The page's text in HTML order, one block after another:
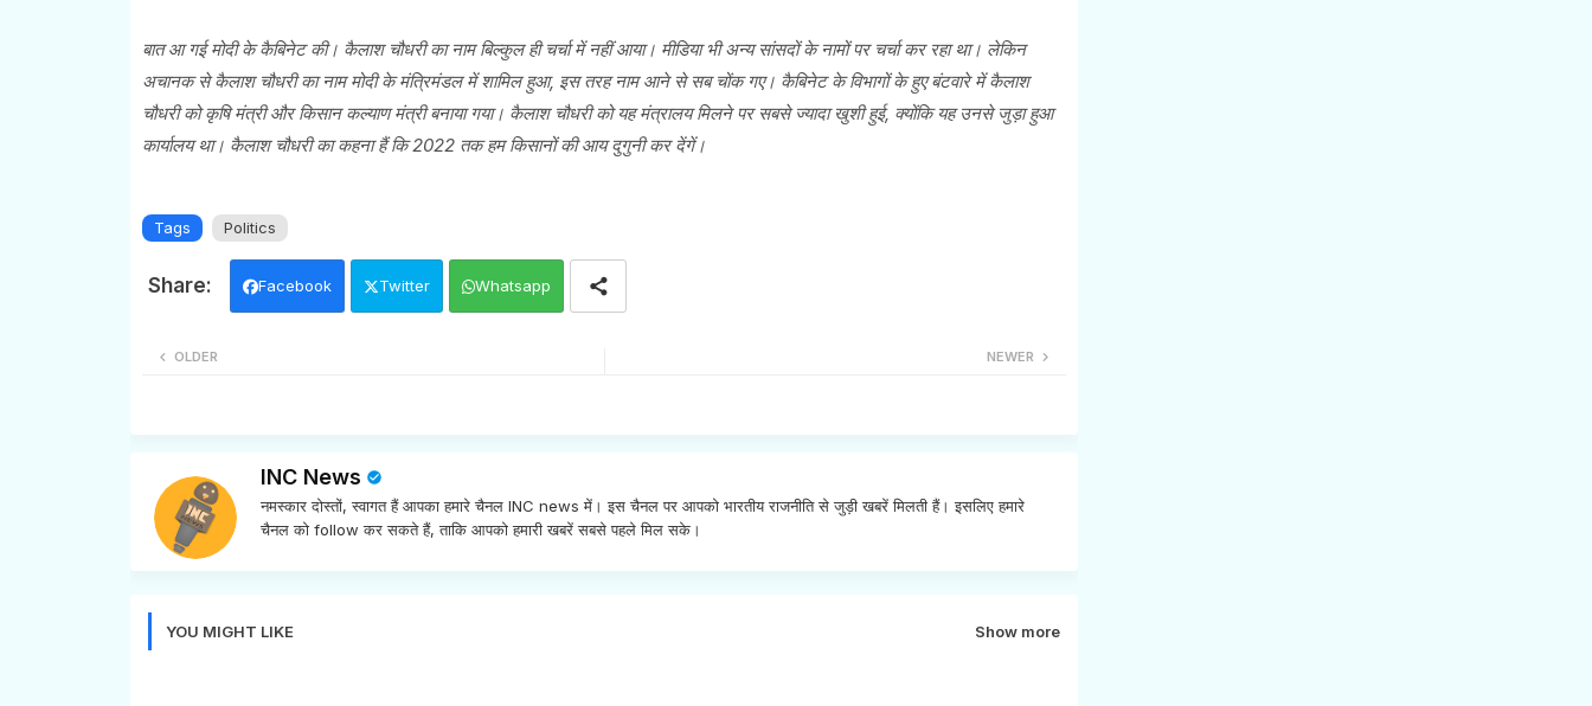
बात आ गई मोदी के कैबिनेट की। कैलाश चौधरी का नाम बिल्कुल ही चर्चा में नहीं आया। मीडिया भी अन्य सांसदों के नामों पर चर्चा कर रहा था। लेकिन
अचानक से कैलाश चौधरी का नाम मोदी के मंत्रिमंडल में शामिल हुआ, इस तरह नाम आने से सब चोंक गए। कैबिनेट के विभागों के हुए बंटवारे में कैलाश
चौधरी को कृषि मंत्री और किसान कल्याण मंत्री बनाया गया। कैलाश चौधरी को यह मंत्रालय मिलने पर सबसे ज्यादा खुशी हुई, क्योंकि यह उनसे जुड़ा हुआ
कार्यालय था। कैलाश चौधरी का कहना हैं कि 2022 तक हम किसानों की आय दुगुनी कर देंगें।
Tags Politics
Facebook Twitter Whatsapp
NEWER
OLDER
INC News
नमस्कार दोस्तों, स्वागत हैं आपका हमारे चैनल INC news में। इस चैनल पर आपको भारतीय राजनीति से जुड़ी खबरें मिलती हैं। इसलिए हमारे
चैनल को follow कर सकते हैं, ताकि आपको हमारी खबरें सबसे पहले मिल सके।
YOU MIGHT LIKE Show more